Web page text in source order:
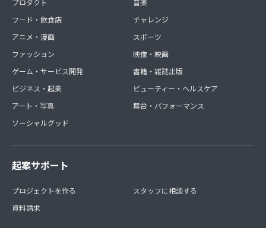
プロダクト
フード・飲食店
アニメ・漫画
ファッション
ゲーム・サービス開発
ビジネス・起業
アート・写真
ソーシャルグッド
音楽
チャレンジ
スポーツ
映像・映画
書籍・雑誌出版
ビューティー・ヘルスケア
舞台・パフォーマンス
起案サポート
プロジェクトを作る
資料請求
スタッフに相談する